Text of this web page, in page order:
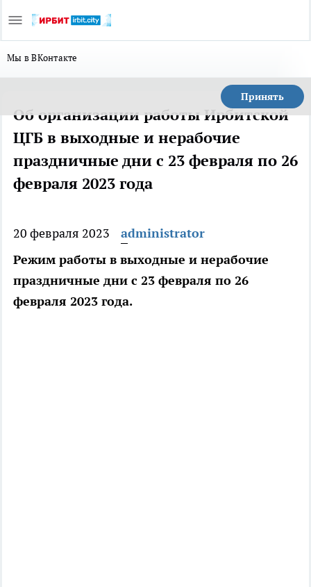
Мы в ВКонтакте
Принять
Об организации работы Ирбитской
ЦГБ в выходные и нерабочие
праздничные дни с 23 февраля по 26
февраля 2023 года
20 февраля 2023
administrator
Режим работы в выходные и нерабочие
праздничные дни с 23 февраля по 26
февраля 2023 года.